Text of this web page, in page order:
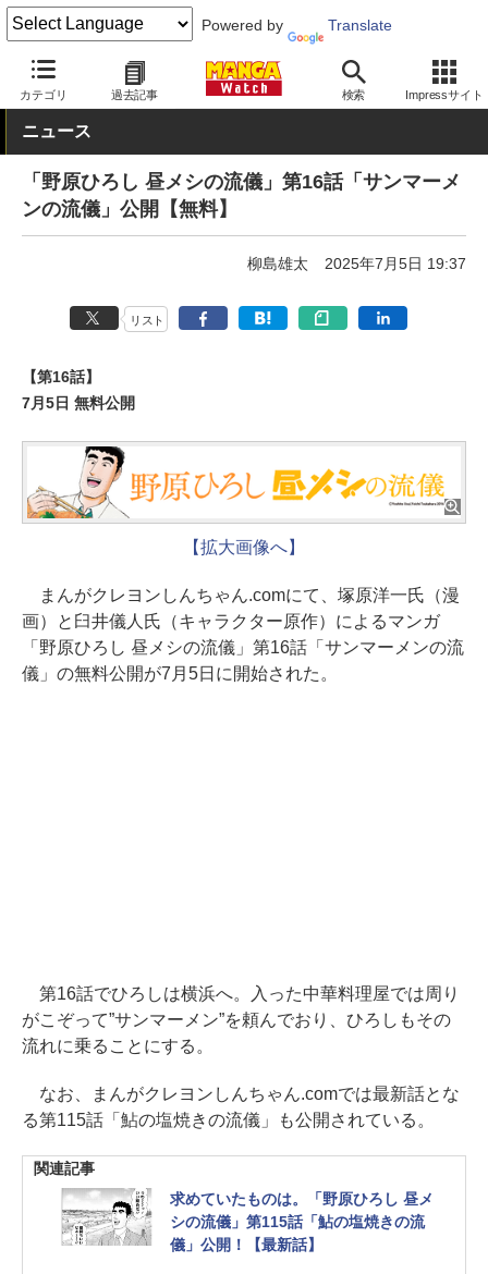
Powered by Translate
カテゴリ 過去記事 検索 Impressサイト
MANGA Watch 無料
ニュース
「野原ひろし 昼メシの流儀」第16話「サンマーメ
ンの流儀」公開【無料】
柳島雄太 2025年7月5日 19:37
リスト
【第16話】
7月5日 無料公開
【拡大画像へ】
まんがクレヨンしんちゃん.comにて、塚原洋一氏（漫
画）と臼井儀人氏（キャラクター原作）によるマンガ
「野原ひろし 昼メシの流儀」第16話「サンマーメンの流
儀」の無料公開が7月5日に開始された。
第16話でひろしは横浜へ。入った中華料理屋では周り
がこぞって”サンマーメン”を頼んでおり、ひろしもその
流れに乗ることにする。
なお、まんがクレヨンしんちゃん.comでは最新話とな
る第115話「鮎の塩焼きの流儀」も公開されている。
関連記事
求めていたものは。「野原ひろし 昼メ
シの流儀」第115話「鮎の塩焼きの流
儀」公開！【最新話】